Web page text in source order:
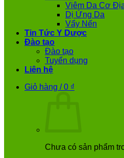
Viêm Da Cơ
Dị Ứng Da
Vẩy Nến
Tin Tức Y Dược
Đào tạo
Đào tạo
Tuyển dụng
Liên hệ
Giỏ hàng /0 ₫
Chưa có sản phẩm